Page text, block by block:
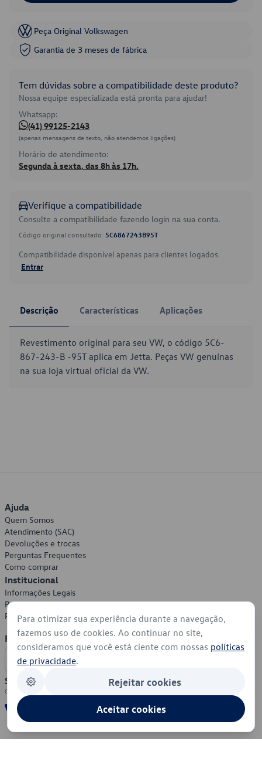
Peça Original Volkswagen
Garantia de 3 meses de fábrica
Tem dúvidas sobre a compatibilidade deste produto?
Nossa equipe especializada está pronta para ajudar!
Whatsapp:
(41) 99125-2143
(apenas mensagens de texto, não atendemos ligações)
Horário de atendimento:
Segunda à sexta, das 8h às 17h.
Verifique a compatibilidade
Consulte a compatibilidade fazendo login na sua conta.
Código original consultado: 5C6867243B95T
Compatibilidade disponível apenas para clientes logados.
Entrar
Descrição Características Aplicações
Revestimento original para seu VW, o código 5C6-
867-243-B -95T aplica em Jetta. Peças VW genuínas
na sua loja virtual oficial da VW.
Ajuda
Quem Somos
Atendimento (SAC)
Devoluções e trocas
Perguntas Frequentes
Como comprar
Institucional
Informações Legais
Política de Privacidade
Política de Cookies
Formas de Pagamento
Segurança
Para otimizar sua experiência durante a navegação,
fazemos uso de cookies. Ao continuar no site,
consideramos que você está ciente com nossas políticas
de privacidade.
Rejeitar cookies
Aceitar cookies